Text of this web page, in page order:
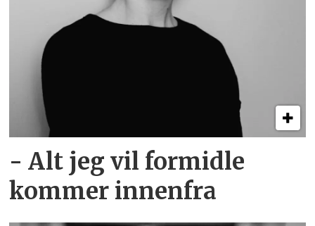
formidling
- Alt jeg vil formidle
kommer innenfra